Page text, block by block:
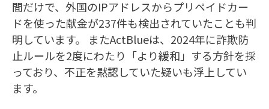
間だけで、外国のIPアドレスからプリペイドカー
ドを使った献金が237件も検出されていたことも判
明しています。 またActBlueは、2024年に詐欺防
止ルールを2度にわたり「より緩和」する方針を採
っており、不正を黙認していた疑いも浮上してい
ます。